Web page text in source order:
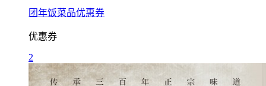
团年饭菜品优惠券
优惠券
2